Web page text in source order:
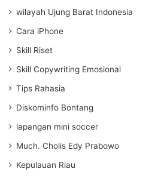
wilayah Ujung Barat Indonesia
Cara iPhone
Skill Riset
Skill Copywriting Emosional
Tips Rahasia
Diskominfo Bontang
lapangan mini soccer
Much. Cholis Edy Prabowo
Kepulauan Riau